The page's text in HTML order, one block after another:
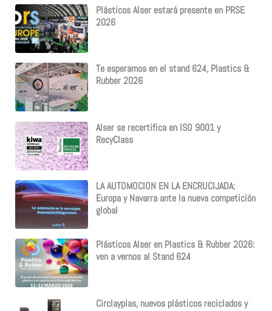
Plásticos Alser estará presente en PRSE
2026
Te esperamos en el stand 624, Plastics &
Rubber 2026
Alser se recertifica en ISO 9001 y
RecyClass
LA AUTOMOCION EN LA ENCRUCIJADA:
Europa y Navarra ante la nueva competición
global
Plásticos Alser en Plastics & Rubber 2026:
ven a vernos al Stand 624
Circlayplas, nuevos plásticos reciclados y